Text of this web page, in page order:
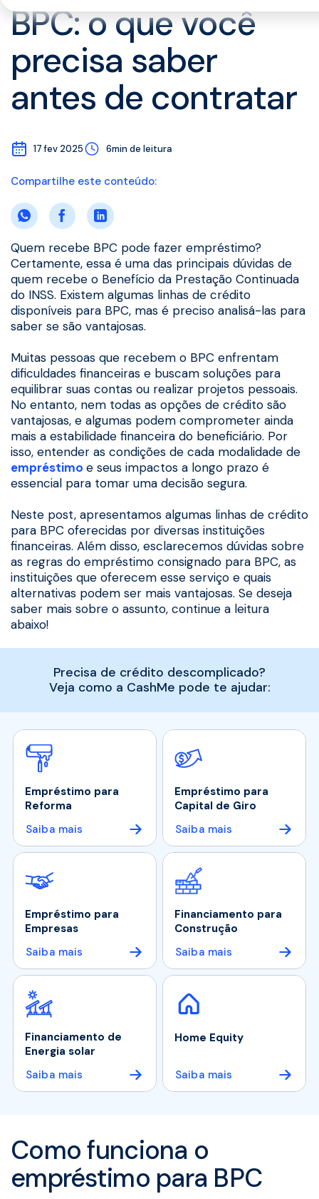
BPC: o que você
precisa saber
antes de contratar
17 fev 2025 6min de leitura
Quem recebe BPC pode fazer empréstimo?
Certamente, essa é uma das principais dúvidas de
quem recebe o Benefício da Prestação Continuada
do INSS. Existem algumas linhas de crédito
disponíveis para BPC, mas é preciso analisá-las para
saber se são vantajosas.
Muitas pessoas que recebem o BPC enfrentam
dificuldades financeiras e buscam soluções para
equilibrar suas contas ou realizar projetos pessoais.
No entanto, nem todas as opções de crédito são
vantajosas, e algumas podem comprometer ainda
mais a estabilidade financeira do beneficiário. Por
isso, entender as condições de cada modalidade de
empréstimo e seus impactos a longo prazo é
essencial para tomar uma decisão segura.
Neste post, apresentamos algumas linhas de crédito
para BPC oferecidas por diversas instituições
financeiras. Além disso, esclarecemos dúvidas sobre
as regras do empréstimo consignado para BPC, as
instituições que oferecem esse serviço e quais
alternativas podem ser mais vantajosas. Se deseja
saber mais sobre o assunto, continue a leitura
abaixo!
Precisa de crédito descomplicado?
Veja como a CashMe pode te ajudar:
Empréstimo para
Reforma
Saiba mais
Empréstimo para
Capital de Giro
Saiba mais
Empréstimo para
Empresas
Saiba mais
Financiamento para
Construção
Saiba mais
Financiamento de
Energia solar
Saiba mais
Home Equity
Saiba mais
Como funciona o
empréstimo para BPC
Compartilhe este conteúdo: